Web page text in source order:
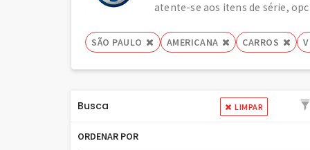
atente-se aos itens de série,
SÃO PAULO AMERICANA CARROS
Busca LIMPAR
ORDENAR POR